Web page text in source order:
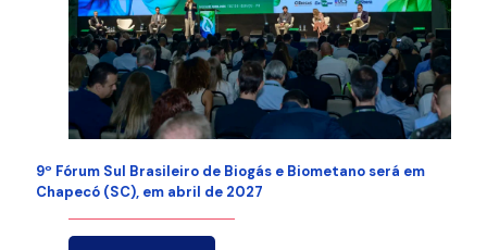
9º Fórum Sul Brasileiro de Biogás e Biometano será em
Chapecó (SC), em abril de 2027